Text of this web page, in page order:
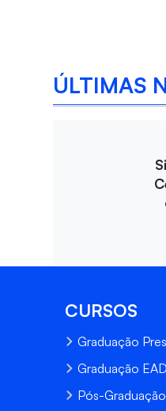
ÚLTIMAS
CURSOS
Graduação
Graduação EAD
Pós-Graduação